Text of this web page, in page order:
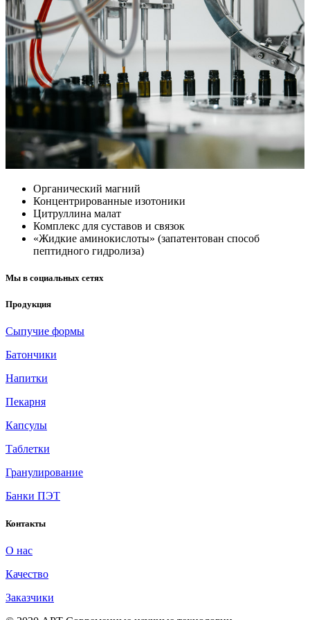
Органический магний
Концентрированные изотоники
Цитруллина малат
Комплекс для суставов и связок
«Жидкие аминокислоты» (запатентован способ
пептидного гидролиза)
Мы в социальных сетях
Продукция
Сыпучие формы
Батончики
Напитки
Пекарня
Капсулы
Таблетки
Гранулирование
Банки ПЭТ
Контакты
О нас
Качество
Заказчики